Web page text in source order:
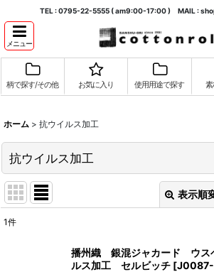
TEL : 0795-22-5555 ( am9:00-17:00 ) MAIL :
メニュー
柄で探す/その他 お気に入り 使用用途で探す
ホーム > 抗ウイルス加工
抗ウイルス加工
表示順
1件
播州織 銀混ジャカード ウス
ルス加工 セルビッチ [